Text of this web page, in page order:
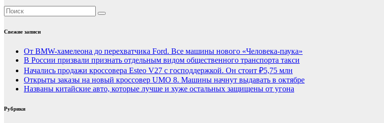
Свежие записи
От BMW-хамелеона до перехватчика Ford. Все машины нового «Человека-паука»
В России призвали признать отдельным видом общественного транспорта такси
Начались продажи кроссовера Esteo V27 с господдержкой. Он стоит ₽5,75 млн
Открыты заказы на новый кроссовер UMO 8. Машины начнут выдавать в октябре
Названы китайские авто, которые лучше и хуже остальных защищены от угона
Рубрики